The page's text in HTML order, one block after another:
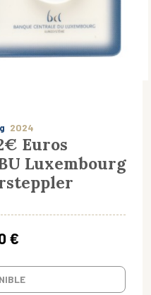
2024
Euros
Luxembourg
€